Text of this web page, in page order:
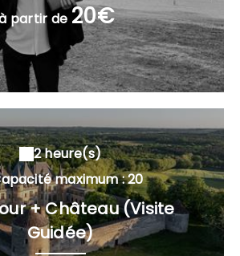
partir de 20€
2 heure(s)
maximum : 20
+ Château (Visite
Guidée)